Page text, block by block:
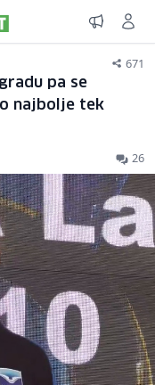
671
pa se
najbolje tek
26